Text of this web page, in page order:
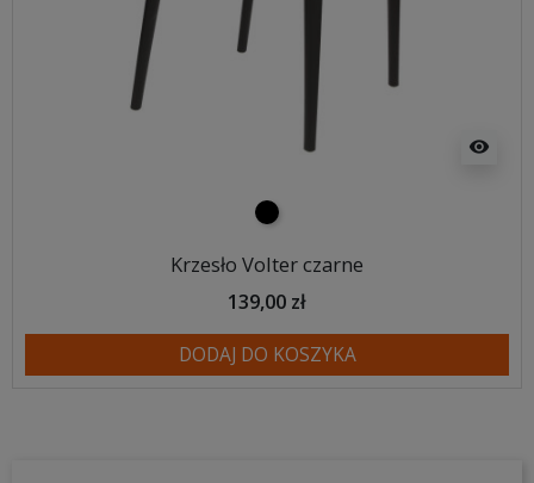
visibility
czarny
Krzesło Volter czarne
139,00 zł
DODAJ DO KOSZYKA